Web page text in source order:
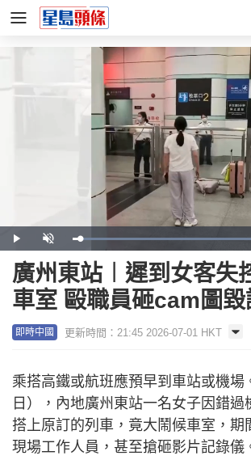
Play Unmute Loaded:
100.00%
廣州東站︱遲到女客失
車室 毆職員砸cam圖毀
即時中國 更新時間：21:45 2026-07-01 HKT
乘搭高鐵或航班應預早到車站或機場
日），內地廣州東站一名女子因錯過
搭上原訂的列車，竟大鬧候車室，期
現場工作人員，甚至搶砸影片記錄儀